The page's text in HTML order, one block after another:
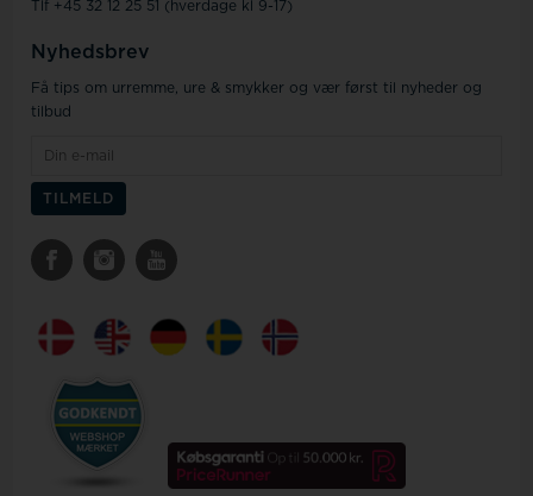
Tlf +45 32 12 25 51 (hverdage kl 9-17)
Nyhedsbrev
Få tips om urremme, ure & smykker og vær først til nyheder og
tilbud